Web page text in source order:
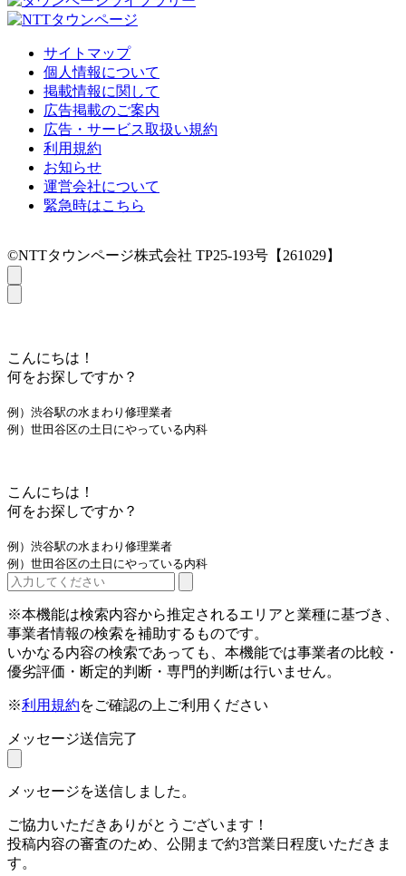
サイトマップ
個人情報について
掲載情報に関して
広告掲載のご案内
広告・サービス取扱い規約
利用規約
お知らせ
運営会社について
緊急時はこちら
©NTTタウンページ株式会社 TP25-193号【261029】
こんにちは！
何をお探しですか？
例）渋谷駅の水まわり修理業者
例）世田谷区の土日にやっている内科
こんにちは！
何をお探しですか？
例）渋谷駅の水まわり修理業者
例）世田谷区の土日にやっている内科
※本機能は検索内容から推定されるエリアと業種に基づき、
事業者情報の検索を補助するものです。
いかなる内容の検索であっても、本機能では事業者の比較・
優劣評価・断定的判断・専門的判断は行いません。
※利用規約をご確認の上ご利用ください
メッセージ送信完了
メッセージを送信しました。
ご協力いただきありがとうございます！
投稿内容の審査のため、公開まで約3営業日程度いただきま
す。